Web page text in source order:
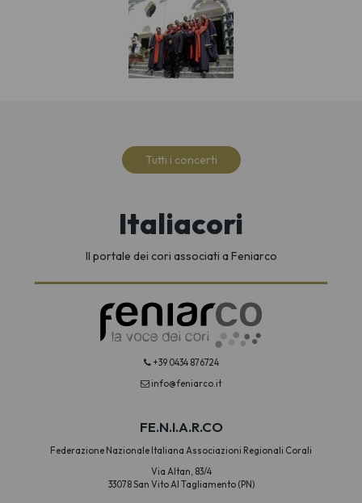
Tutti i concerti
Italiacori
Il portale dei cori associati a Feniarco
+39 0434 876724
info@feniarco.it
FE.N.I.A.R.CO
Federazione Nazionale Italiana Associazioni Regionali Corali
Via Altan, 83/4
33078 San Vito Al Tagliamento (PN)